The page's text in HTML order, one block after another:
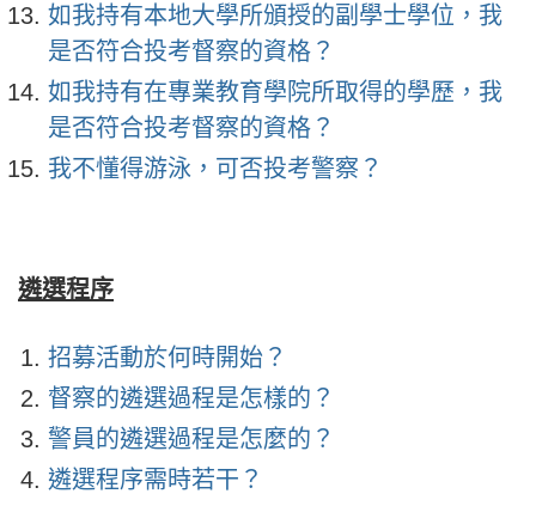
如我持有本地大學所頒授的副學士學位，我
是否符合投考督察的資格？
如我持有在專業教育學院所取得的學歷，我
是否符合投考督察的資格？
我不懂得游泳，可否投考警察？
遴選程序
招募活動於何時開始？
督察的遴選過程是怎樣的？
警員的遴選過程是怎麼的？
遴選程序需時若干？